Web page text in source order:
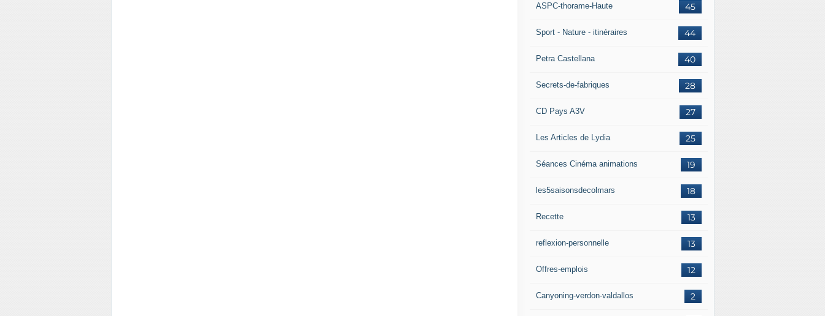
45
ASPC-thorame-Haute
44
Sport - Nature - itinéraires
40
Petra Castellana
28
Secrets-de-fabriques
27
CD Pays A3V
25
Les Articles de Lydia
19
Séances Cinéma animations
18
les5saisonsdecolmars
13
Recette
13
reflexion-personnelle
12
Offres-emplois
2
Canyoning-verdon-valdallos